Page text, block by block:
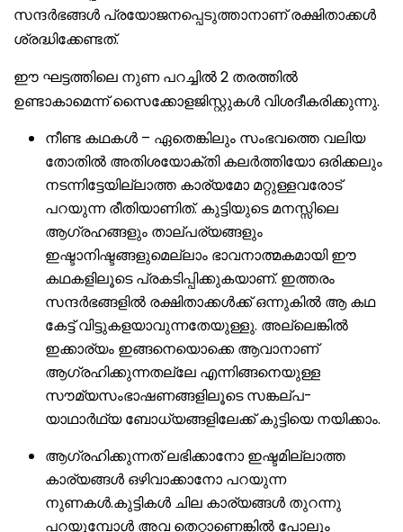
സന്ദർഭങ്ങൾ പ്രയോജനപ്പെടുത്താനാണ് രക്ഷിതാക്കൾ
ശ്രദ്ധിക്കേണ്ടത്.
ഈ ഘട്ടത്തിലെ നുണ പറച്ചിൽ 2 തരത്തിൽ
ഉണ്ടാകാമെന്ന് സൈക്കോളജിസ്റ്റുകൾ വിശദീകരിക്കുന്നു.
നീണ്ട കഥകൾ – ഏതെങ്കിലും സംഭവത്തെ വലിയ
തോതിൽ അതിശയോക്തി കലർത്തിയോ ഒരിക്കലും
നടന്നിട്ടേയില്ലാത്ത കാര്യമോ മറ്റുള്ളവരോട്
പറയുന്ന രീതിയാണിത്. കുട്ടിയുടെ മനസ്സിലെ
ആഗ്രഹങ്ങളും താല്പര്യങ്ങളും
ഇഷ്ടാനിഷ്ടങ്ങളുമെല്ലാം ഭാവനാത്മകമായി ഈ
കഥകളിലൂടെ പ്രകടിപ്പിക്കുകയാണ്. ഇത്തരം
സന്ദർഭങ്ങളിൽ രക്ഷിതാക്കൾക്ക് ഒന്നുകിൽ ആ കഥ
കേട്ട് വിട്ടുകളയാവുന്നതേയുള്ളു. അല്ലെങ്കിൽ
ഇക്കാര്യം ഇങ്ങനെയൊക്കെ ആവാനാണ്
ആഗ്രഹിക്കുന്നതല്ലേ എന്നിങ്ങനെയുള്ള
സൗമ്യസംഭാഷണങ്ങളിലൂടെ സങ്കല്പ-
യാഥാർഥ്യ ബോധ്യങ്ങളിലേക്ക് കുട്ടിയെ നയിക്കാം.
ആഗ്രഹിക്കുന്നത് ലഭിക്കാനോ ഇഷ്ടമില്ലാത്ത
കാര്യങ്ങൾ ഒഴിവാക്കാനോ പറയുന്ന
നുണകൾ.കുട്ടികൾ ചില കാര്യങ്ങൾ തുറന്നു
പറയുമ്പോൾ അവ തെറ്റാണെങ്കിൽ പോലും